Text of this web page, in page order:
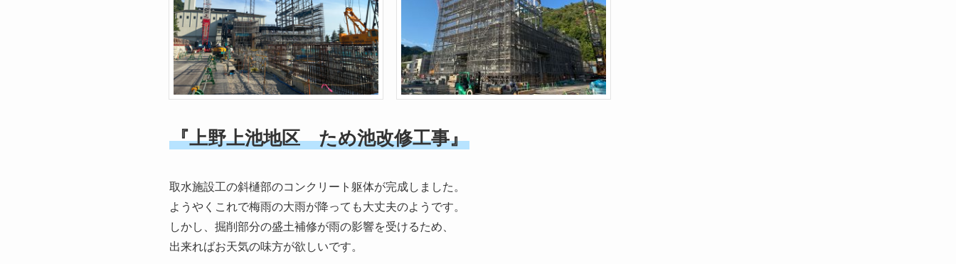
『上野上池地区 ため池改修工事』
取水施設工の斜樋部のコンクリート躯体が完成しました。
ようやくこれで梅雨の大雨が降っても大丈夫のようです。
しかし、掘削部分の盛土補修が雨の影響を受けるため、
出来ればお天気の味方が欲しいです。